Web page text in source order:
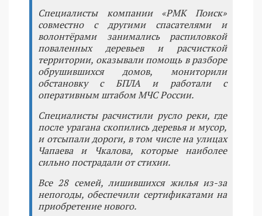
Специалисты компании «РМК Поиск»
совместно с другими спасателями и
волонтёрами занимались распиловкой
поваленных деревьев и расчисткой
территории, оказывали помощь в разборе
обрушившихся домов, мониторили
обстановку с БПЛА и работали с
оперативным штабом МЧС России.
Специалисты расчистили русло реки, где
после урагана скопились деревья и мусор,
и отсыпали дороги, в том числе на улицах
Чапаева и Чкалова, которые наиболее
сильно пострадали от стихии.
Все 28 семей, лишившихся жилья из-за
непогоды, обеспечили сертификатами на
приобретение нового.